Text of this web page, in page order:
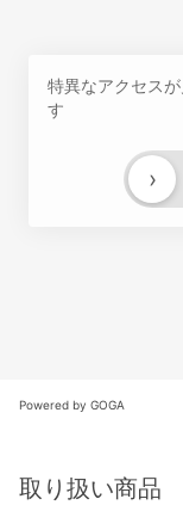
特異なアクセス
す
›
Powered by GOGA
取り扱い商品